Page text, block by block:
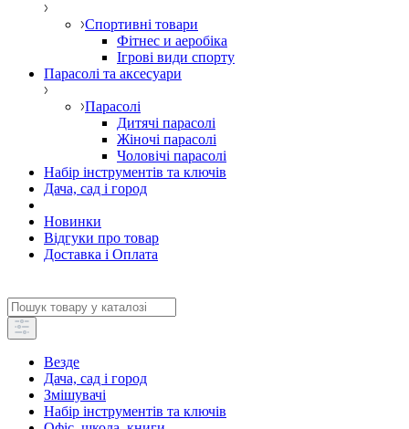
Спортивні товари
Фітнес и аеробіка
Ігрові види спорту
Парасолі та аксесуари
Парасолі
Дитячі парасолі
Жіночі парасолі
Чоловічі парасолі
Набір інструментів та ключів
Дача, сад і город
Новинки
Відгуки про товар
Доставка і Оплата
Везде
Дача, сад і город
Змішувачі
Набір інструментів та ключів